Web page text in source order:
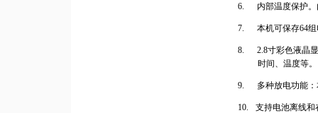
6. 内部温度保护
7. 本机可保存64
8. 2.8寸彩色液晶
时间、温度等。
9. 多种放电功能
10.
支持电池离线和